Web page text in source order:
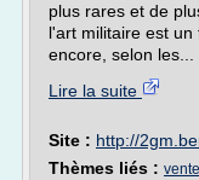
plus rares et de
l'art militaire est
encore, selon les...
Lire la suite
Site : http://
Thèmes liés :